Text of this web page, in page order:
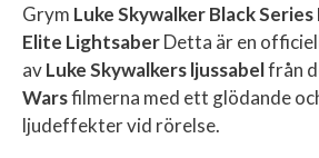
Grym Luke Skywalker Black
Elite LightsaberDetta är en
avLuke Skywalkers ljussabelfrån
Warsfilmerna med ett glödande
ljudeffekter vid rörelse.